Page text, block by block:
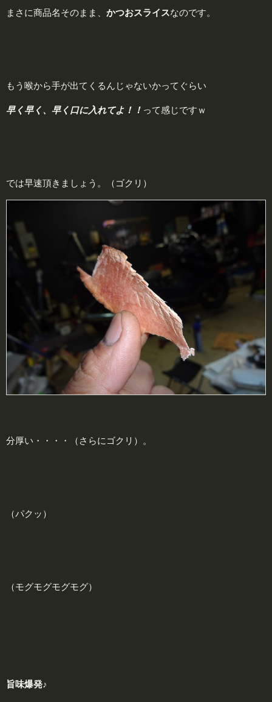
まさに商品名そのまま、 かつおスライスなのです。
もう喉から手が出てくるんじゃないかってぐらい
早く早く、早く口に入れてよ！！ って感じですｗ
では早速頂きましょう。（ゴクリ）
分厚い・・・・（さらにゴクリ）。
（パクッ）
（モグモグモグモグ）
旨味爆発♪